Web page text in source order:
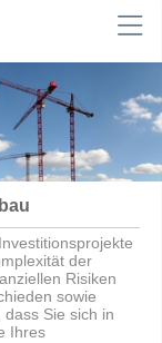
Austria
der
Risiken
sowie
Sie sich in
Ihres